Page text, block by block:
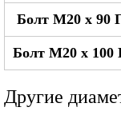
Болт М20 x 90
Болт М20 x 100
Другие